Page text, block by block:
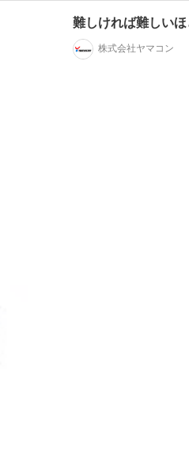
難しければ難しい
株式会社ヤマコン